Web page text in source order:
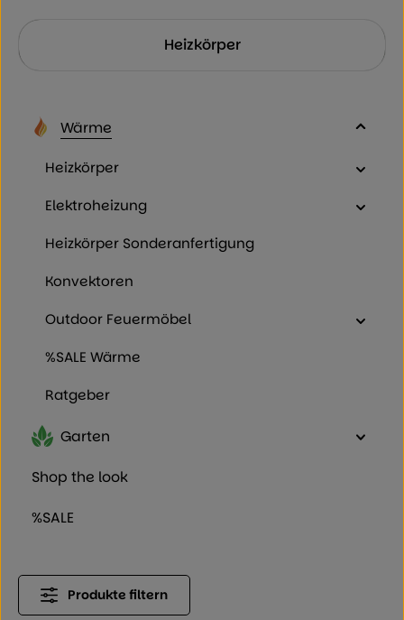
Kategoriegalerie überspringen
Heizkörper
Wärme
Heizkörper
Elektroheizung
Heizkörper Sonderanfertigung
Konvektoren
Outdoor Feuermöbel
%SALE Wärme
Ratgeber
Garten
Shop the look
%SALE
Produkte filtern